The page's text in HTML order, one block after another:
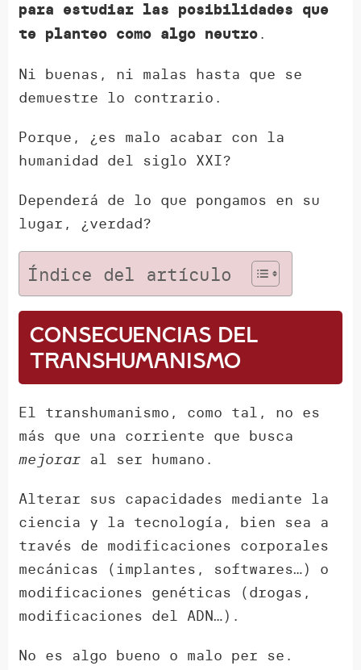
para estudiar las posibilidades que
te planteo como algo neutro.
Ni buenas, ni malas hasta que se
demuestre lo contrario.
Porque, ¿es malo acabar con la
humanidad del siglo XXI?
Dependerá de lo que pongamos en su
lugar, ¿verdad?
Índice del artículo
Consecuencias del
transhumanismo
El transhumanismo, como tal, no es
más que una corriente que busca
mejorar al ser humano.
Alterar sus capacidades mediante la
ciencia y la tecnología, bien sea a
través de modificaciones corporales
mecánicas (implantes, softwares…) o
modificaciones genéticas (drogas,
modificaciones del ADN…).
No es algo bueno o malo per se.